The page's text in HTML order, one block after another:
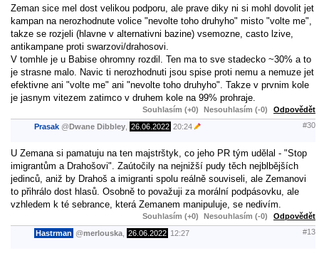
Zeman sice mel dost velikou podporu, ale prave diky ni si mohl dovolit jet
kampan na nerozhodnute volice "nevolte toho druhyho" misto "volte me",
takze se rozjeli (hlavne v alternativni bazine) vsemozne, casto lzive,
antikampane proti swarzovi/drahosovi.
V tomhle je u Babise ohromny rozdil. Ten ma to sve stadecko ~30% a to
je strasne malo. Navic ti nerozhodnuti jsou spise proti nemu a nemuze jet
efektivne ani "volte me" ani "nevolte toho druhyho". Takze v prvnim kole
je jasnym vitezem zatimco v druhem kole na 99% prohraje.
Souhlasím (+0) Nesouhlasím (-0) Odpovědět
Prasak @ Dwane Dibbley 26.06.2022 20:24 #30
U Zemana si pamatuju na ten majstrštyk, co jeho PR tým udělal - "Stop
imigrantům a Drahošovi". Zaútočily na nejnižší pudy těch nejblbějších
jedinců, aniž by Drahoš a imigranti spolu reálně souviseli, ale Zemanovi
to přihrálo dost hlasů. Osobně to považuji za morální podpásovku, ale
vzhledem k té sebrance, která Zemanem manipuluje, se nedivím.
Souhlasím (+0) Nesouhlasím (-0) Odpovědět
Hastrman @merlouska 26.06.2022 12:27 #13